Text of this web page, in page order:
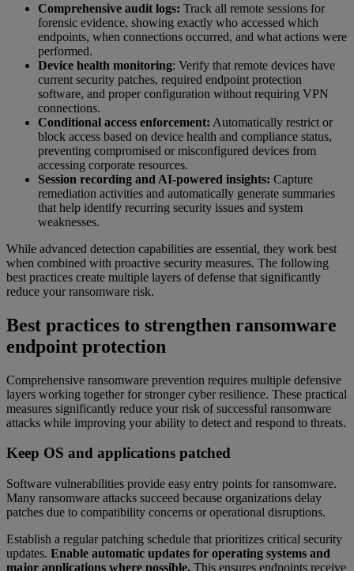
Comprehensive audit logs: Track all remote sessions for
forensic evidence, showing exactly who accessed which
endpoints, when connections occurred, and what actions were
performed.
Device health monitoring: Verify that remote devices have
current security patches, required endpoint protection
software, and proper configuration without requiring VPN
connections.
Conditional access enforcement: Automatically restrict or
block access based on device health and compliance status,
preventing compromised or misconfigured devices from
accessing corporate resources.
Session recording and AI-powered insights: Capture
remediation activities and automatically generate summaries
that help identify recurring security issues and system
weaknesses.
While advanced detection capabilities are essential, they work best
when combined with proactive security measures. The following
best practices create multiple layers of defense that significantly
reduce your ransomware risk.
Best practices to strengthen ransomware
endpoint protection
Comprehensive ransomware prevention requires multiple defensive
layers working together for stronger cyber resilience. These practical
measures significantly reduce your risk of successful ransomware
attacks while improving your ability to detect and respond to threats.
Keep OS and applications patched
Software vulnerabilities provide easy entry points for ransomware.
Many ransomware attacks succeed because organizations delay
patches due to compatibility concerns or operational disruptions.
Establish a regular patching schedule that prioritizes critical security
updates. Enable automatic updates for operating systems and
major applications where possible. This ensures endpoints receive